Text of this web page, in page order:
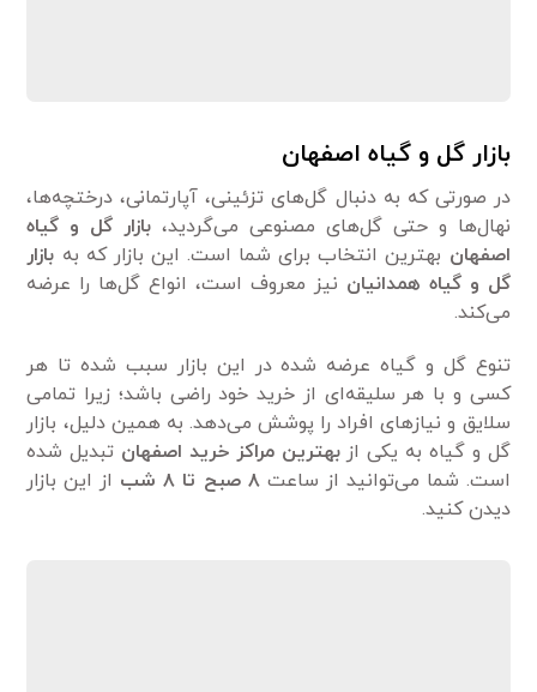
بازار گل و گیاه اصفهان
در صورتی که به دنبال گل‌های تزئینی، آپارتمانی، درختچه‌ها،
نهال‌ها و حتی گل‌های مصنوعی می‌گردید، بازار گل و گیاه
اصفهان بهترین انتخاب برای شما است. این بازار که به بازار
گل و گیاه همدانیان نیز معروف است، انواع گل‌ها را عرضه
می‌کند.
تنوع گل و گیاه عرضه شده در این بازار سبب شده تا هر
کسی و با هر سلیقه‌ای از خرید خود راضی باشد؛ زیرا تمامی
سلایق و نیازهای افراد را پوشش می‌دهد. به همین دلیل، بازار
گل و گیاه به یکی ازبهترین مراکز خرید اصفهان تبدیل شده
است. شما می‌توانید از ساعت۸ صبح تا ۸ شب
از این بازار
دیدن کنید.